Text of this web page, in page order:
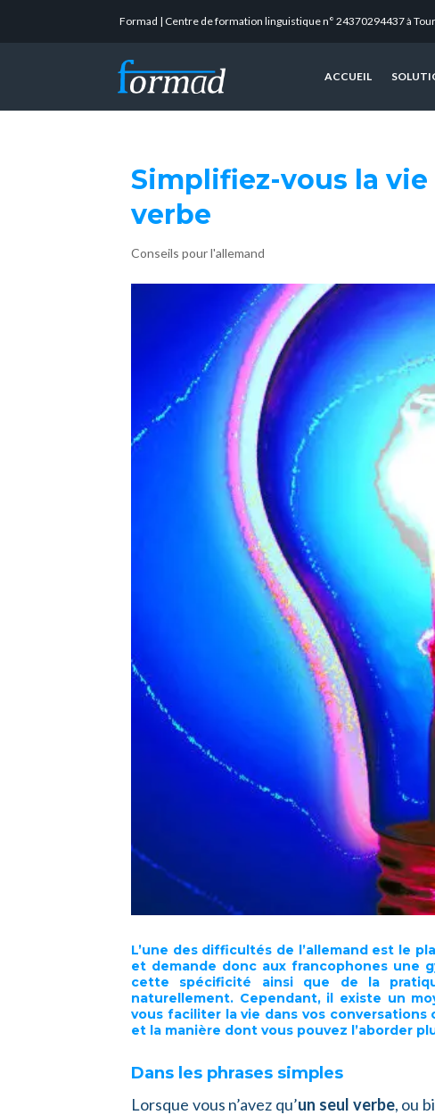
Formad | Centre de formation linguistique n° 24370294437 à
ACCUEIL
Simplifiez-vous la
verbe
Conseils pour l'allemand
L’une des difficultés de l’allemand est le
et demande donc aux francophones une
cette spécificité ainsi que de la
naturellement. Cependant, il existe un
vous faciliter la vie dans vos
et la manière dont vous pouvez l’aborder
Dans les phrases simples
Lorsque vous n’avez qu’un seul verbe, ou